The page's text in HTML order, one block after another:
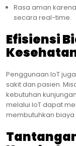
Rasa aman
secara real-time.
Efisiensi
Penggunaan IoT
sakit dan pasien.
kebutuhan
melalui IoT dapat
membutuhkan biaya